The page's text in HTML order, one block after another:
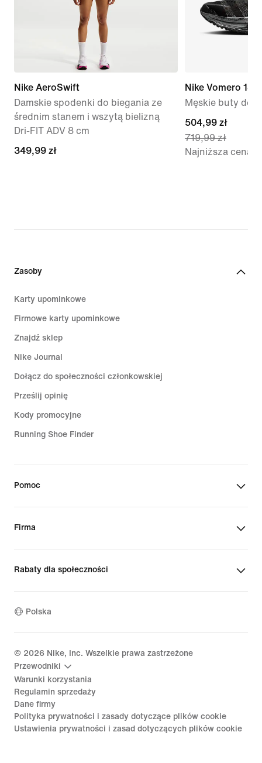
Nike AeroSwift
Damskie spodenki do biegania ze
średnim stanem i wszytą bielizną
Dri-FIT ADV 8 cm
349,99 zł
349,99 zł
Nike Vomero 18
Męskie buty do
current
price
504,99 zł,
504,99 zł
719,99 zł
Najniższa cena
Zasoby
Karty upominkowe
Firmowe karty upominkowe
Znajdź sklep
Nike Journal
Dołącz do społeczności członkowskiej
Prześlij opinię
Kody promocyjne
Running Shoe Finder
Pomoc
Firma
Rabaty dla społeczności
Polska
© 2026 Nike, Inc. Wszelkie prawa zastrzeżone
Przewodniki
Warunki korzystania
Regulamin sprzedaży
Dane firmy
Polityka prywatności i zasady dotyczące plików cookie
Ustawienia prywatności i zasad dotyczących plików cookie